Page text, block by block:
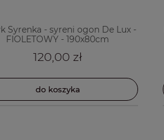
Syrenka - syreni ogon De Lux -
FIOLETOWY - 190x80cm
120,00 zł
do koszyka